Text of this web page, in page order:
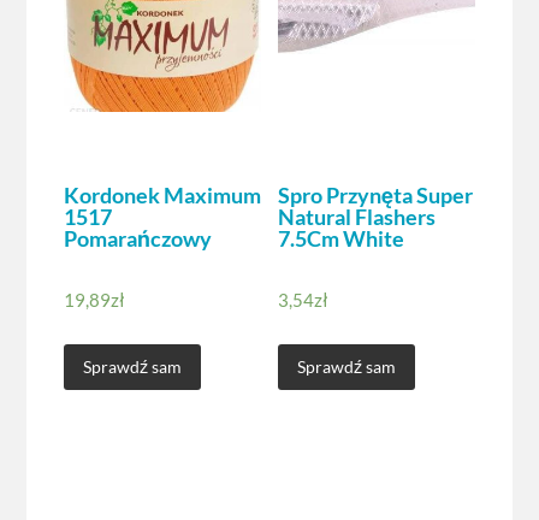
Kordonek Maximum
1517
Pomarańczowy
19,89zł
Sprawdź sam
Spro Przynęta Super
Natural Flashers
7.5Cm White
3,54zł
Sprawdź sam